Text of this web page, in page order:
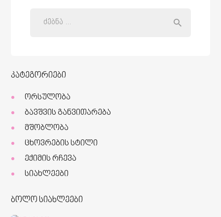
კატეგორიები
ორსულობა
ბავშვის განვითარება
მშობლობა
ცხოვრების სტილი
ექიმის რჩევა
სიახლეები
ბოლო სიახლეები